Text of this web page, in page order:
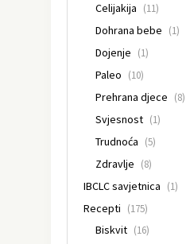
Celijakija (11)
Dohrana bebe (1)
Dojenje (1)
Paleo (10)
Prehrana djece (8)
Svjesnost (1)
Trudnoća (5)
Zdravlje (8)
IBCLC savjetnica (1)
Recepti (175)
Biskvit (16)